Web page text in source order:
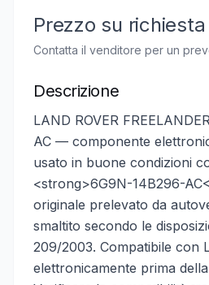
Prezzo su richiesta
Contatta il venditore per un
Descrizione
LAND ROVER
AC — componente
usato in buone condizioni
<strong>6G9N-14B296-
originale prelevato da
smaltito secondo le
209/2003. Compatibile con
elettronicamente prima